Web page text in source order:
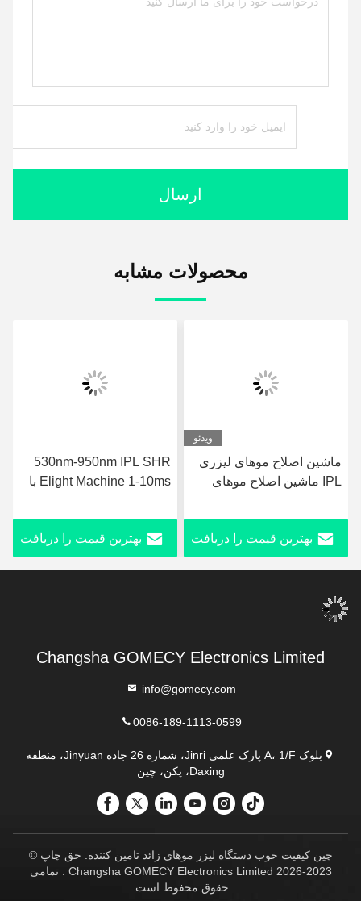
ارسال
محصولات مشابه
ویدئو
ماشین اصلاح موهای ليزری
IPL ماشین اصلاح موهای
بهترین قیمت را دریافت
530nm-950nm IPL SHR
Elight Machine 1-10ms با
بهترین قیمت را دریافت
Changsha GOMECY Electronics Limited
info@gomecy.com
0086-189-1113-0599
بلوک A، 1/F پارک علمی Jinri، شماره 26 جاده Jinyuan، منطقه
Daxing، پکن، چین
چین کیفیت خوب دستگاه لیزر موهای زائد تامین کننده. حق چاپ ©
2023-2026 Changsha GOMECY Electronics Limited . تمامی
حقوق محفوظ است.